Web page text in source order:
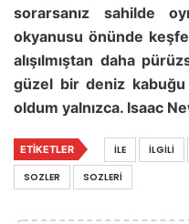
sorarsanız sahilde
okyanusu önünde
alışılmıştan daha
güzel bir deniz
oldum yalnızca. Isaac
ETIKETLER İLE İLGILI
SOZLER
SOZLERI